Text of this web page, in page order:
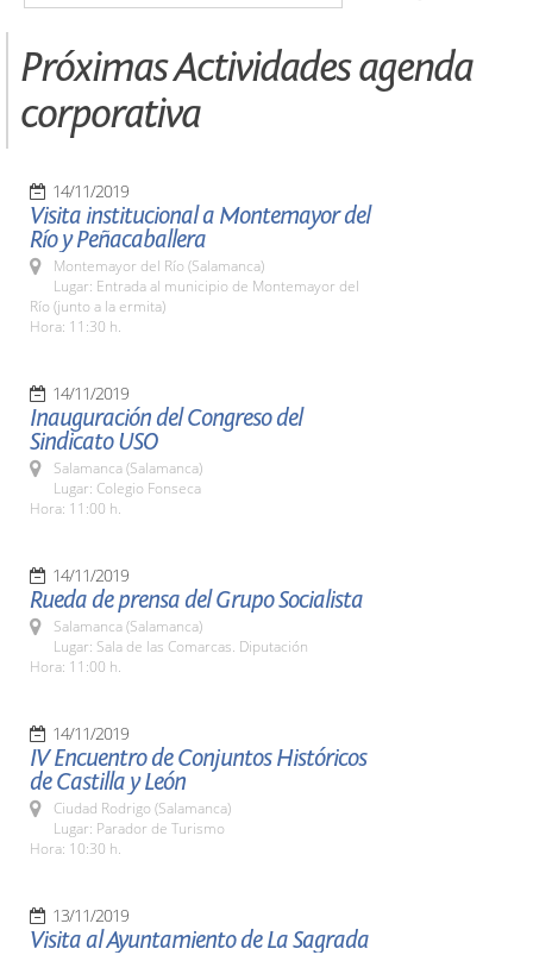
Próximas Actividades agenda
corporativa
14/11/2019
Visita institucional a Montemayor del
Río y Peñacaballera
Montemayor del Río (Salamanca)
Lugar: Entrada al municipio de Montemayor del
Río (junto a la ermita)
Hora: 11:30 h.
14/11/2019
Inauguración del Congreso del
Sindicato USO
Salamanca (Salamanca)
Lugar: Colegio Fonseca
Hora: 11:00 h.
14/11/2019
Rueda de prensa del Grupo Socialista
Salamanca (Salamanca)
Lugar: Sala de las Comarcas. Diputación
Hora: 11:00 h.
14/11/2019
IV Encuentro de Conjuntos Históricos
de Castilla y León
Ciudad Rodrigo (Salamanca)
Lugar: Parador de Turismo
Hora: 10:30 h.
13/11/2019
Visita al Ayuntamiento de La Sagrada